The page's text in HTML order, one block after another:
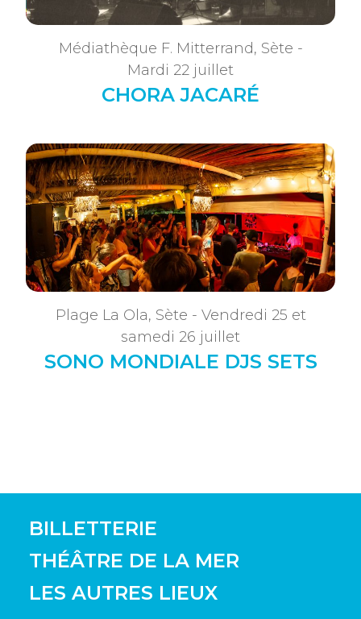
Médiathèque F. Mitterrand, Sète -
Mardi 22 juillet
CHORA JACARÉ
Plage La Ola, Sète - Vendredi 25 et
samedi 26 juillet
SONO MONDIALE DJS SETS
BILLETTERIE
THÉÂTRE DE LA MER
LES AUTRES LIEUX